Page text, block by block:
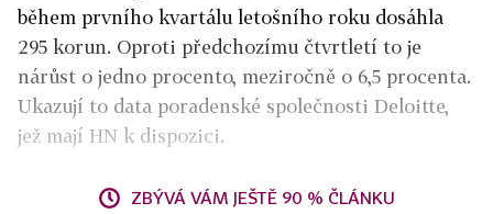
během prvního kvartálu letošního roku dosáhla
295 korun. Oproti předchozímu čtvrtletí to je
nárůst o jedno procento, meziročně o 6,5 procenta.
Ukazují to data poradenské společnosti Deloitte,
jež mají HN k dispozici.
ZBÝVÁ VÁM JEŠTĚ 90 % ČLÁNKU